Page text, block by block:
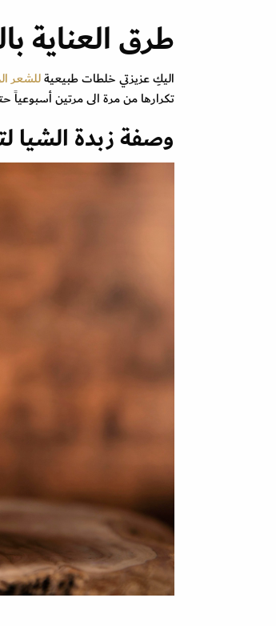
طرق العناية
اليكِ عزيزتي خلطات طبيعيةللشعر
تكرارها من مرة الى مرتين
وصفة زبدة الشيا